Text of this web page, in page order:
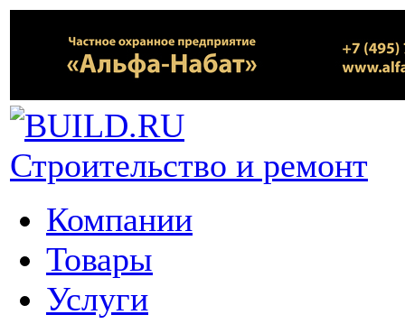
Строительство и ремонт
Компании
Товары
Услуги